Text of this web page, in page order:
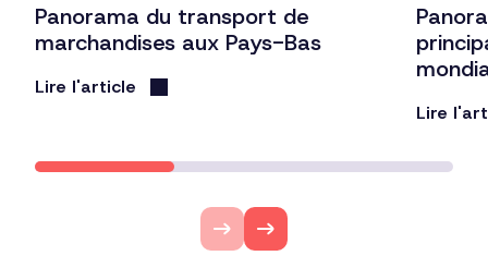
Panorama du transport de
marchandises aux Pays-Bas
Lire l'article
Lire